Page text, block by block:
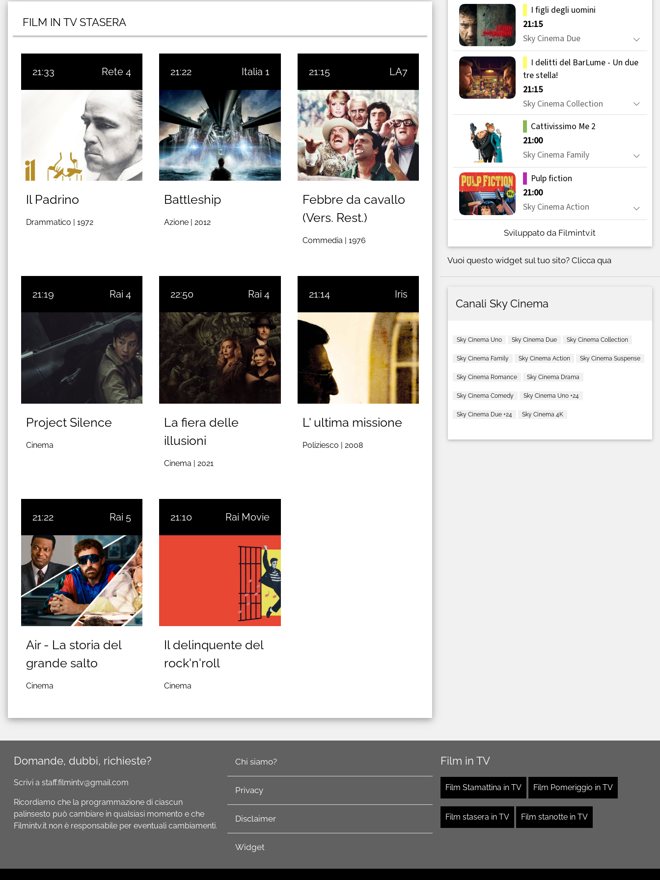
FILM IN TV STASERA
21:33 Rete 4
Il Padrino
Drammatico | 1972
21:22 Italia 1
Battleship
Azione |2012
21:15 LA7
Febbre da cavallo
(Vers. Rest.)
Commedia | 1976
21:19 Rai 4
Project Silence
Cinema
22:50 Rai 4
La fiera delle
illusioni
Cinema | 2021
21:14 Iris
L' ultima missione
Poliziesco | 2008
21:22 Rai 5
Air - La storia del
grande salto
Cinema
21:10 Rai Movie
Il delinquente del
rock'n'roll
Cinema
Sviluppato da Filmintv.it
Vuoi questo widget sul tuo sito? Clicca qua
Canali Sky Cinema
Sky Cinema Uno Sky Cinema Due Sky Cinema Collection
Sky Cinema Family Sky Cinema Action Sky Cinema Suspense
Sky Cinema Romance Sky Cinema Drama
Sky Cinema Comedy Sky Cinema Uno +24
Sky Cinema Due +24 Sky Cinema 4K
Domande, dubbi, richieste?
Scrivi a staff.filmintv@gmail.com
Ricordiamo che la programmazione di ciascun
palinsesto può cambiare in qualsiasi momento e che
Filmintv.it non è responsabile per eventuali cambiamenti.
Chi siamo?
Privacy
Disclaimer
Widget
Film in TV
Film Stamattina in TV Film Pomeriggio in TV
Film stasera in TV Film stanotte in TV